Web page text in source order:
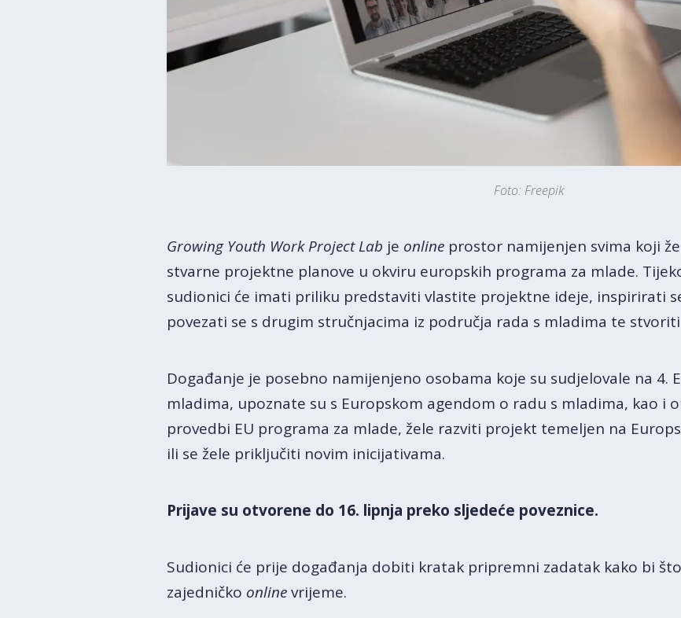
Foto: Freepik
Growing Youth Work Project Lab je online prostor namijenjen svima koji
stvarne projektne planove u okviru europskih programa za mlade.
sudionici će imati priliku predstaviti vlastite projektne ideje, inspirirati
povezati se s drugim stručnjacima iz područja rada s mladima te
Događanje je posebno namijenjeno osobama koje su sudjelovale na 4.
mladima, upoznate su s Europskom agendom o radu s mladima, kao i
provedbi EU programa za mlade, žele razviti projekt temeljen na
ili se žele priključiti novim inicijativama.
Prijave su otvorene do 16. lipnja preko sljedeće poveznice.
Sudionici će prije događanja dobiti kratak pripremni zadatak kako bi
zajedničko onlinevrijeme.